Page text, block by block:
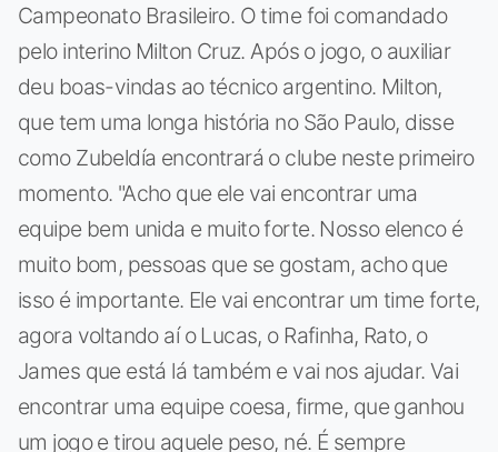
Campeonato Brasileiro. O time foi comandado
pelo interino Milton Cruz. Após o jogo, o auxiliar
deu boas-vindas ao técnico argentino. Milton,
que tem uma longa história no São Paulo, disse
como Zubeldía encontrará o clube neste primeiro
momento. "Acho que ele vai encontrar uma
equipe bem unida e muito forte. Nosso elenco é
muito bom, pessoas que se gostam, acho que
isso é importante. Ele vai encontrar um time forte,
agora voltando aí o Lucas, o Rafinha, Rato, o
James que está lá também e vai nos ajudar. Vai
encontrar uma equipe coesa, firme, que ganhou
um jogo e tirou aquele peso, né. É sempre